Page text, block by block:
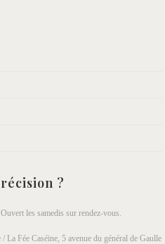
?
les samedis sur rendez-vous.
La Fée Caséine, 5 avenue du général de Gaulle